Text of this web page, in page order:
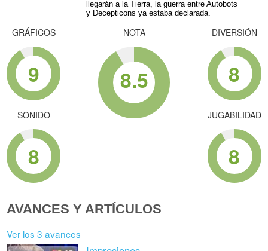
llegarán a la Tierra, la guerra entre Autobots
y Decepticons ya estaba declarada.
GRÁFICOS
9
SONIDO
8
NOTA
8.5
DIVERSIÓN
8
JUGABILIDAD
8
AVANCES Y ARTÍCULOS
Ver los 3 avances